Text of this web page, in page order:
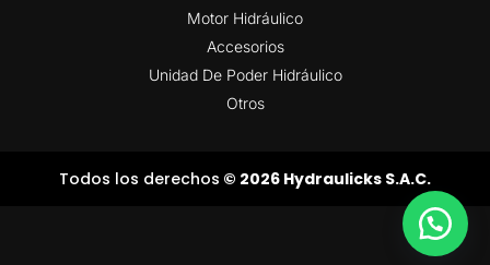
Motor Hidráulico
Accesorios
Unidad De Poder Hidráulico
Otros
Todos los derechos © 2026 Hydraulicks S.A.C.